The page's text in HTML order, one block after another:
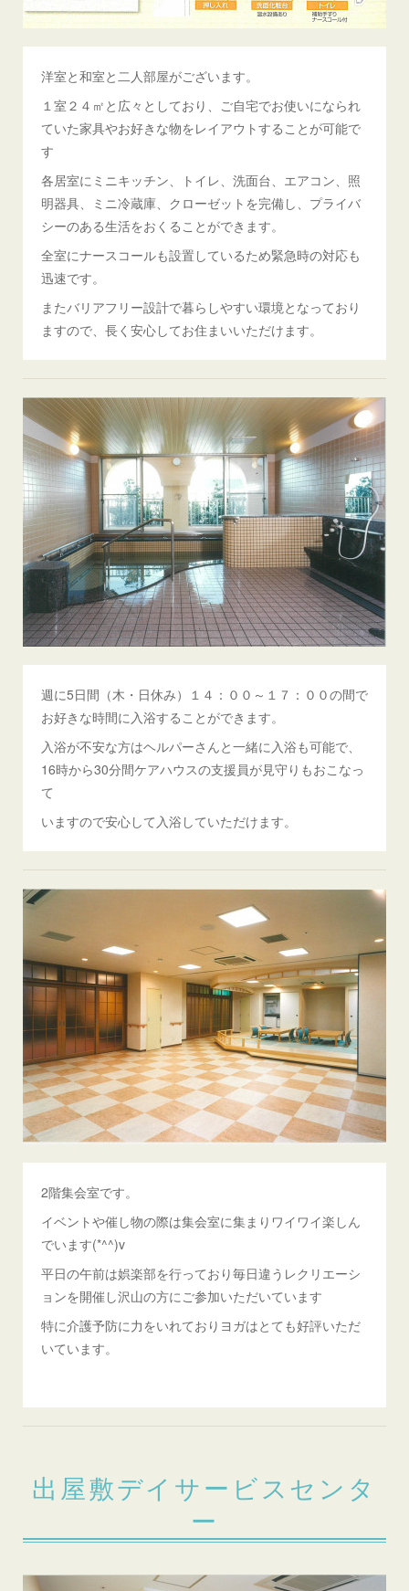
洋室と和室と二人部屋がございます。
１室２４㎡と広々としており、ご自宅でお使いになられ
ていた家具やお好きな物をレイアウトすることが可能で
す
各居室にミニキッチン、トイレ、洗面台、エアコン、照
明器具、ミニ冷蔵庫、クローゼットを完備し、プライバ
シーのある生活をおくることができます。
全室にナースコールも設置しているため緊急時の対応も
迅速です。
またバリアフリー設計で暮らしやすい環境となっており
ますので、長く安心してお住まいいただけます。
週に5日間（木・日休み）１４：００～１７：００の間で
お好きな時間に入浴することができます。
入浴が不安な方はヘルパーさんと一緒に入浴も可能で、
16時から30分間ケアハウスの支援員が見守りもおこなっ
て
いますので安心して入浴していただけます。
2階集会室です。
イベントや催し物の際は集会室に集まりワイワイ楽しん
でいます(*^^)v
平日の午前は娯楽部を行っており毎日違うレクリエーシ
ョンを開催し沢山の方にご参加いただいています
特に介護予防に力をいれておりヨガはとても好評いただ
いています。
出屋敷デイサービスセンタ
ー